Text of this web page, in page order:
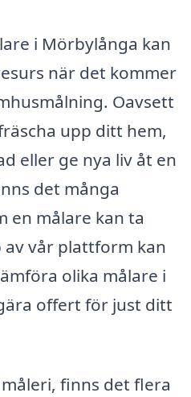
i Mörbylånga kan
när det kommer
Oavsett
upp ditt hem,
eller ge nya liv åt en
det många
en målare kan ta
av vår plattform kan
olika målare i
offert för just ditt
finns det flera